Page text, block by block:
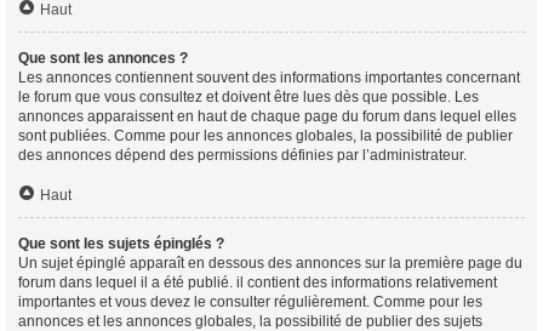
Haut
Que sont les annonces ?
Les annonces contiennent souvent des informations importantes concernant
le forum que vous consultez et doivent être lues dès que possible. Les
annonces apparaissent en haut de chaque page du forum dans lequel elles
sont publiées. Comme pour les annonces globales, la possibilité de publier
des annonces dépend des permissions définies par l’administrateur.
Haut
Que sont les sujets épinglés ?
Un sujet épinglé apparaît en dessous des annonces sur la première page du
forum dans lequel il a été publié. il contient des informations relativement
importantes et vous devez le consulter régulièrement. Comme pour les
annonces et les annonces globales, la possibilité de publier des sujets